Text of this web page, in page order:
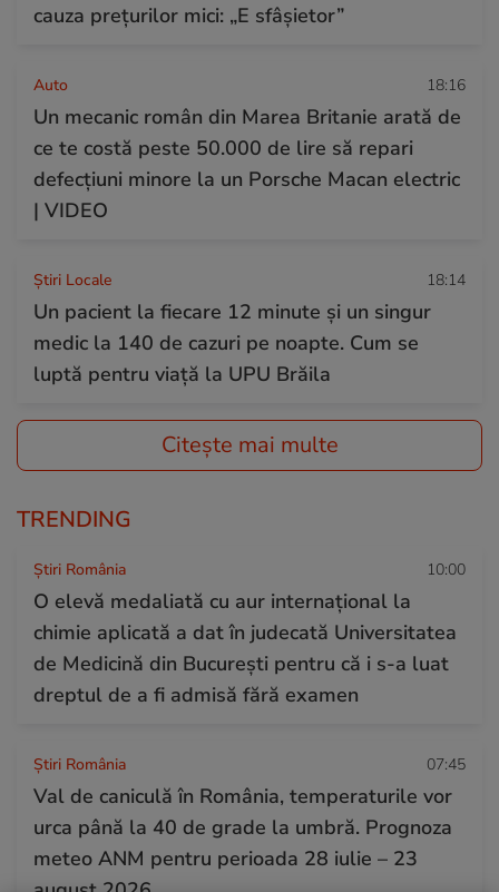
cauza prețurilor mici: „E sfâșietor”
Auto 18:16
Un mecanic român din Marea Britanie arată de
ce te costă peste 50.000 de lire să repari
defecțiuni minore la un Porsche Macan electric
| VIDEO
Știri Locale 18:14
Un pacient la fiecare 12 minute și un singur
medic la 140 de cazuri pe noapte. Cum se
luptă pentru viață la UPU Brăila
Citește mai multe
TRENDING
Știri România 10:00
O elevă medaliată cu aur internațional la
chimie aplicată a dat în judecată Universitatea
de Medicină din București pentru că i s-a luat
dreptul de a fi admisă fără examen
Știri România 07:45
Val de caniculă în România, temperaturile vor
urca până la 40 de grade la umbră. Prognoza
meteo ANM pentru perioada 28 iulie – 23